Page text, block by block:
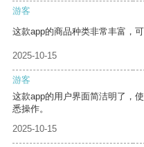
游客
这款app的商品种类非常丰富，
2025-10-15
游客
这款app的用户界面简洁明了，
悉操作。
2025-10-15